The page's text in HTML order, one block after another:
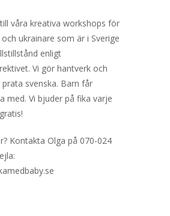
våra kreativa workshops för
ukrainare som är i Sverige
enligt
Vi gör hantverk och
svenska. Barn får
med. Vi bjuder på fika varje
Kontakta Olga på 070-024